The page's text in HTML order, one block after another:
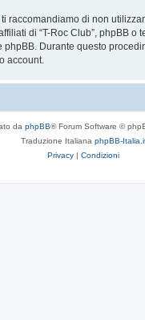
di non
di “T-Roc Club”, phpBB
Durante questo
account.
da phpBB® Forum Software ©
Traduzione Italiana phpBB-
Privacy | Condizioni